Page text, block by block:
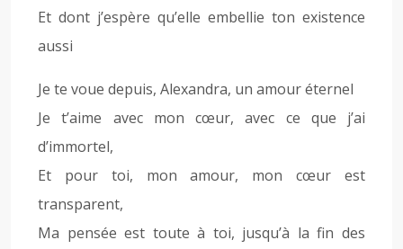
Et dont j’espère qu’elle embellie ton existence
aussi
Je te voue depuis, Alexandra, un amour éternel
Je t’aime avec mon cœur, avec ce que j’ai
d’immortel,
Et pour toi, mon amour, mon cœur est
transparent,
Ma pensée est toute à toi, jusqu’à la fin des